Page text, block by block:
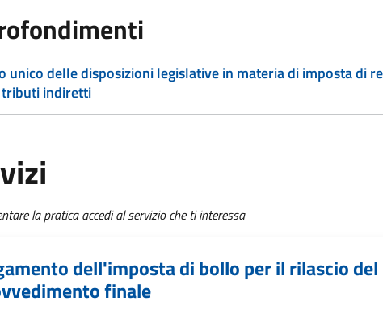
unico delle disposizioni legislative in materia di imposta di
indiretti
la pratica accedi al servizio che ti interessa
dell'imposta di bollo per il rilascio del
finale